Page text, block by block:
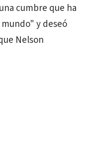
cumbre que ha
y deseó
Nelson